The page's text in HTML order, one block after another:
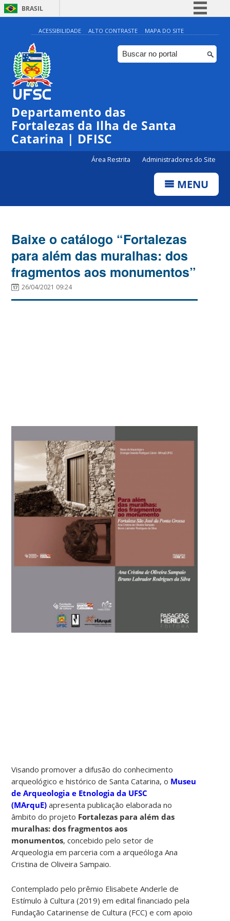
BRASIL
Simplifique!
Comunica BR
Participe
ACESSIBILIDADE ALTO CONTRASTE MAPA DO SITE
Departamento das
Fortalezas da Ilha de Santa
Catarina | DFISC
Área Restrita Administradores do Site
MENU
Baixe o catálogo “Fortalezas
para além das muralhas: dos
fragmentos aos monumentos”
26/04/2021 09:24
Visando promover a difusão do conhecimento
arqueológico e histórico de Santa Catarina, o Museu
de Arqueologia e Etnologia da UFSC
(MArquE) apresenta publicação elaborada no
âmbito do projeto Fortalezas para além das
muralhas: dos fragmentos aos
monumentos, concebido pelo setor de
Arqueologia em parceria com a arqueóloga Ana
Cristina de Oliveira Sampaio.
Contemplado pelo prêmio Elisabete Anderle de
Estímulo à Cultura (2019) em edital financiado pela
Fundação Catarinense de Cultura (FCC) e com apoio